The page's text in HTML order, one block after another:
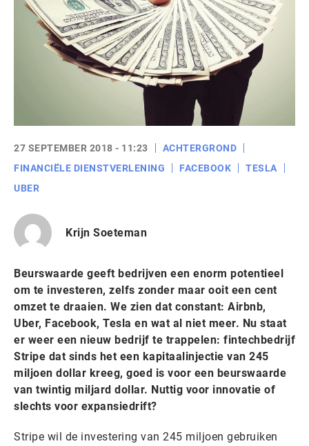
27 SEPTEMBER 2018 - 11:23
ACHTERGROND
FINANCIËLE DIENSTVERLENING
FACEBOOK
TESLA
UBER
Krijn Soeteman
Beurswaarde geeft bedrijven een enorm potentieel
om te investeren, zelfs zonder maar ooit een cent
omzet te draaien. We zien dat constant: Airbnb,
Uber, Facebook, Tesla en wat al niet meer. Nu staat
er weer een nieuw bedrijf te trappelen: fintechbedrijf
Stripe dat sinds het een kapitaalinjectie van 245
miljoen dollar kreeg, goed is voor een beurswaarde
van twintig miljard dollar. Nuttig voor innovatie of
slechts voor expansiedrift?
Stripe wil de investering van 245 miljoen gebruiken